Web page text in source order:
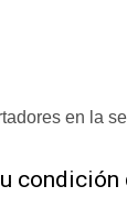
en la